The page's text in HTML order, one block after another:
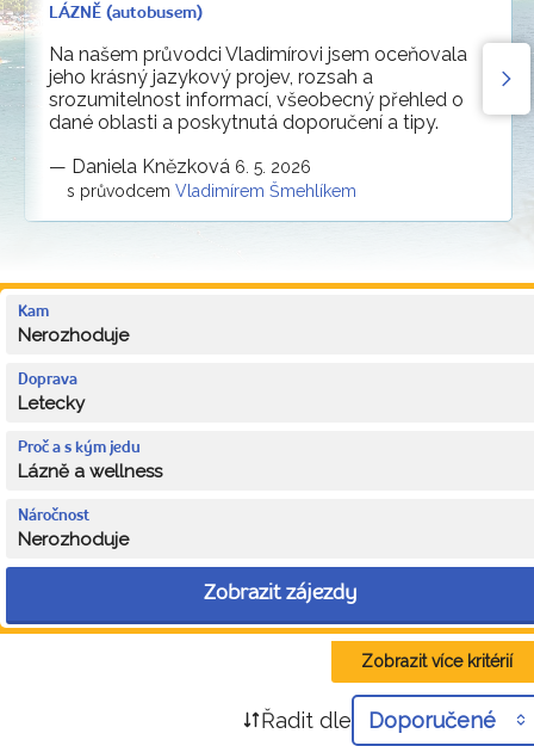
LÁZNĚ (autobusem)
Na našem průvodci Vladimírovi jsem oceňovala
jeho krásný jazykový projev, rozsah a
srozumitelnost informací, všeobecný přehled o
dané oblasti a poskytnutá doporučení a tipy.
— Daniela Knězková 6. 5. 2026
s průvodcem Vladimírem Šmehlíkem
Kam
Nerozhoduje
Doprava
Letecky
Proč a s kým jedu
Lázně a wellness
Náročnost
Nerozhoduje
Zobrazit zájezdy
Zobrazit více kritérií
Řadit dle Doporučené